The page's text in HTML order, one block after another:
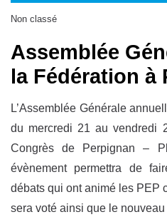
Non classé
Assemblée
la Fédération à
L’Assemblée Générale
du mercredi 21 au vendredi
Congrès de Perpignan –
évènement permettra de
débats qui ont animé les PEP
sera voté ainsi que le